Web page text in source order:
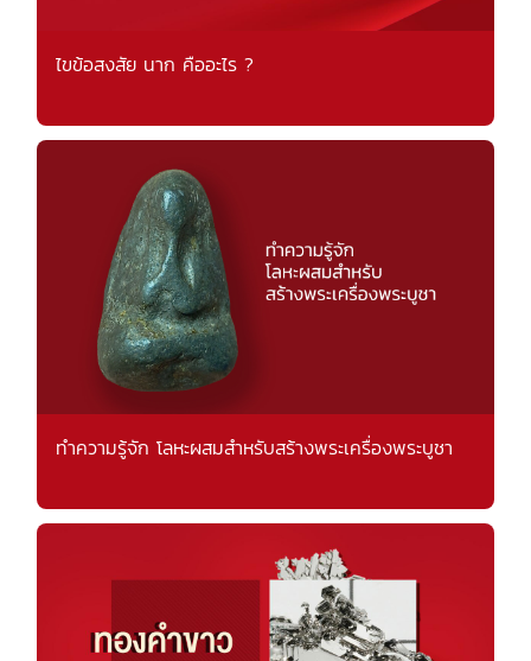
ไขข้อสงสัย นาก คืออะไร ?
ทำความรู้จัก โลหะผสมสำหรับสร้างพระเครื่องพระบูชา